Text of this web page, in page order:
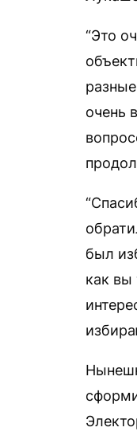
“Это
очень
был
как